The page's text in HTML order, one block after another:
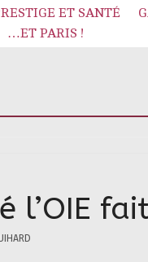
ET SANTÉ
…ET PARIS !
l’OIE